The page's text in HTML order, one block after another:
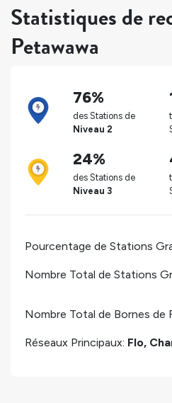
Statistiques de
Petawawa
76%
des Stations de
Niveau 2
24%
des Stations de
Niveau 3
Pourcentage de Stations
Nombre Total de Stations
Nombre Total de Bornes de
Réseaux Principaux: Flo,